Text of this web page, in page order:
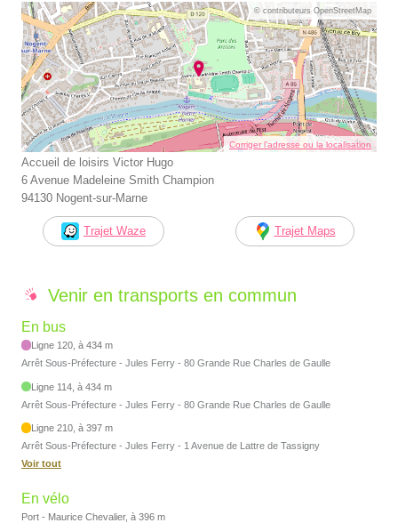
© contributeurs OpenStreetMap
Corriger l’adresse ou la localisation
Accueil de loisirs Victor Hugo
6 Avenue Madeleine Smith Champion
94130 Nogent-sur-Marne
Trajet Waze Trajet Maps
Venir en transports en commun
En bus
Ligne 120, à 434 m
Arrêt Sous-Préfecture - Jules Ferry - 80 Grande Rue Charles de Gaulle
Ligne 114, à 434 m
Arrêt Sous-Préfecture - Jules Ferry - 80 Grande Rue Charles de Gaulle
Ligne 210, à 397 m
Arrêt Sous-Préfecture - Jules Ferry - 1 Avenue de Lattre de Tassigny
Voir tout
En vélo
Port - Maurice Chevalier, à 396 m